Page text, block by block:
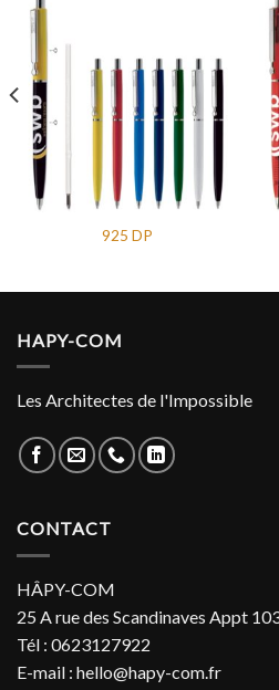
925 DP
HAPY-COM
Les Architectes de l'Impossible
CONTACT
HÂPY-COM
25 A rue des Scandinaves Appt
Tél : 0623127922
E-mail : hello@hapy-com.fr